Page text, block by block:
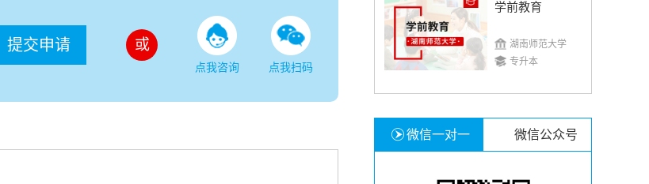
提交申请 或
点我咨询 点我扫码
学前教育
湖南师范大学
专升本
微信一对一 微信公众号